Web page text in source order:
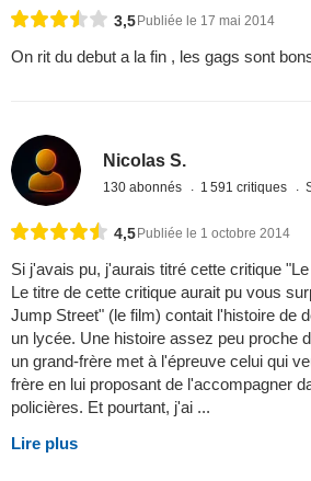
3,5 Publiée le 17 mai 2014
On rit du debut a la fin , les gags sont
Nicolas S.
130 abonnés 1 591 critiques
4,5Publiée le 1 octobre 2014
Si j'avais pu, j'aurais titré cette critique
Le titre de cette critique aurait pu vous
Jump Street" (le film) contait l'histoire de
un lycée. Une histoire assez peu proche
un grand-frère met à l'épreuve celui qui
frère en lui proposant de l'accompagner
policières. Et pourtant, j'ai ...
Lire plus